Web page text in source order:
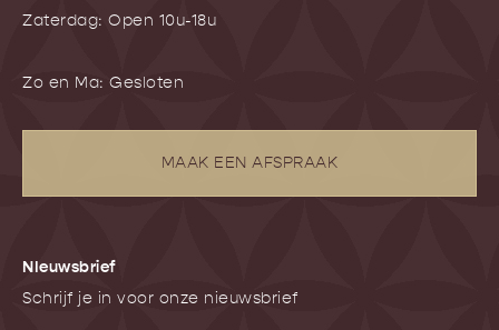
Zaterdag: Open 10u-18u
Zo en Ma: Gesloten
MAAK EEN AFSPRAAK
NIeuwsbrief
Schrijf je in voor onze nieuwsbrief